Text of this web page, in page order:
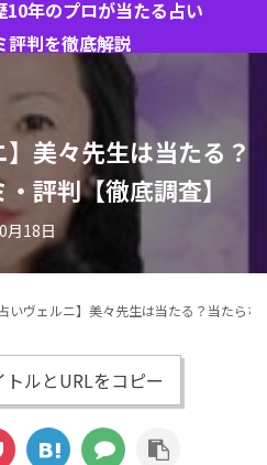
年のプロが当たる占い
評判を徹底解説
】美々先生は当たる？
評判【徹底調査】
月18日
占いヴェルニ】美々先生は当たる？当たら
トルとURLをコピー